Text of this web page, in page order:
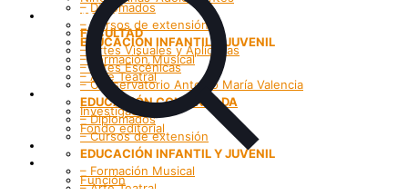
– Diplomados
– Cursos de extensión
EDUCACIÓN INFANTIL Y JUVENIL
– Formación Musical
– Arte Teatral
Investigación
Investigación
Fondo editorial
Grupos Artísticos
Registro
Función
Programas
FACULTAD
– Artes Visuales y Aplicadas
– Artes Escénicas
– Conservatorio Antonio María Valencia
EDUCACIÓN CONTINUADA
– Diplomados
– Cursos de extensión
EDUCACIÓN INFANTIL Y JUVENIL
– Formación Musical
– Arte Teatral